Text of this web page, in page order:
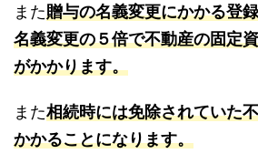
また贈与の名義変更にかかる登
名義変更の５倍で不動産の固定
がかかります。
また相続時には免除されていた
かかることになります。